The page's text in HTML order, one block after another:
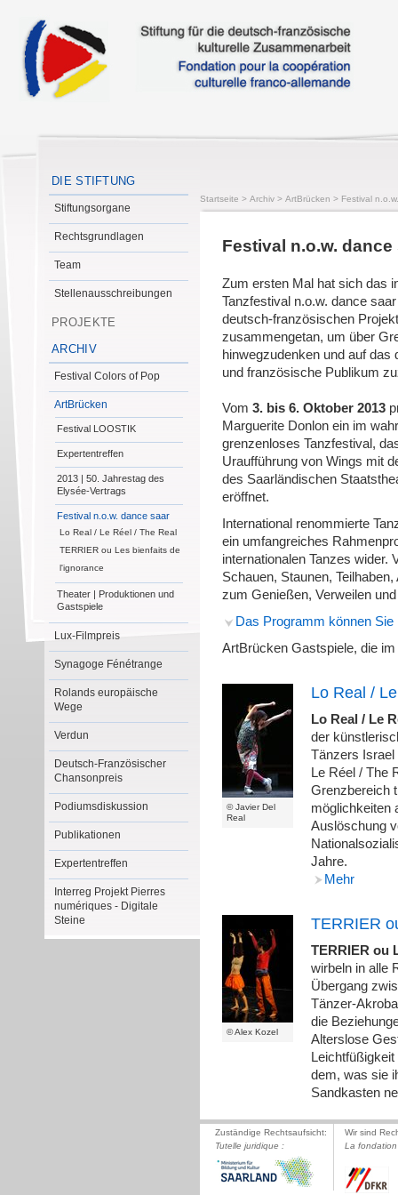
DIE STIFTUNG
Stiftungsorgane
Rechtsgrundlagen
Team
Stellenausschreibungen
PROJEKTE
ARCHIV
Festival Colors of Pop
ArtBrücken
Festival LOOSTIK
Expertentreffen
2013 | 50. Jahrestag des
Elysée-Vertrags
Festival n.o.w. dance saar
Lo Real / Le Réel / The Real
TERRIER ou Les bienfaits de
l'ignorance
Theater | Produktionen und
Gastspiele
Lux-Filmpreis
Synagoge Fénétrange
Rolands europäische
Wege
Verdun
Deutsch-Französischer
Chansonpreis
Podiumsdiskussion
Publikationen
Expertentreffen
Interreg Projekt Pierres
numériques - Digitale
Steine
Startseite > Archiv > ArtBrücken > Festival
Festival n.o.w. dance
Zum ersten Mal hat sich das
Tanzfestival n.o.w. dance
deutsch-französischen
zusammengetan, um über
hinwegzudenken und auf das
und französische Publikum
Vom 3. bis 6. Oktober 2013
Marguerite Donlon ein im
grenzenloses Tanzfestival,
Uraufführung von Wings mit
des Saarländischen
eröffnet.
International renommierte
ein umfangreiches
internationalen Tanzes wider.
Schauen, Staunen,
zum Genießen, Verweilen
Das Programm können Sie
ArtBrücken Gastspiele, die
© Javier Del
Real
Lo Real /
Lo Real / Le
der
Tänzers Israel
Le Réel / The
Grenzbereich
möglichkeiten
Auslöschung
Jahre.
Mehr
© Alex Kozel
TERRIER
TERRIER ou
wirbeln in alle
Übergang
Tänzer-
die
Alterslose
dem, was sie
Sandkasten
Zuständige Rechtsaufsicht:
Tutelle juridique :
Wir sind
La